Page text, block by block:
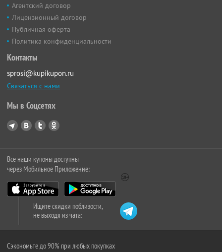
Агентский договор
Лицензионный договор
Публичная оферта
Политика конфиденциальности
Контакты
sprosi@kupikupon.ru
Связаться с нами
Мы в Соцсетях
Все наши купоны доступны
через Мобильное Приложение:
Ищите скидки поблизости,
не выходя из чата:
Сэкономьте до 90% при любых покупках